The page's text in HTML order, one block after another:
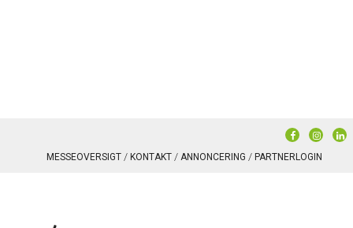
MESSEOVERSIGT KONTAKT ANNONCERING PARTNERLOGIN